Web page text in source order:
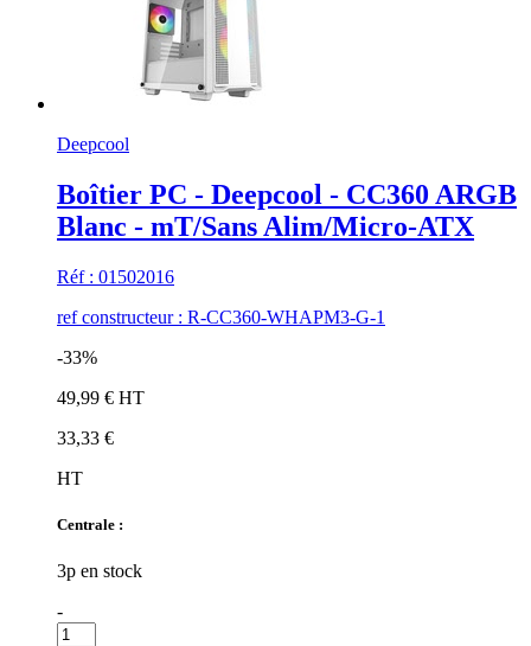
Deepcool
Boîtier PC - Deepcool - CC360 ARGB
Blanc - mT/Sans Alim/Micro-ATX
Réf : 01502016
ref constructeur : R-CC360-WHAPM3-G-1
-33%
49,99 € HT
33,33 €
HT
Centrale :
3p en stock
-